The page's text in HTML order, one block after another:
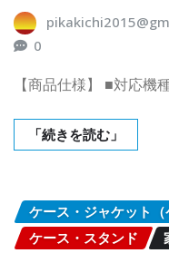
0
【商品仕様】 ■対応機
「続きを読む」
ケース・ジャケット（
ケース・スタンド